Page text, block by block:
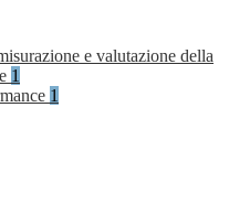
e valutazione della
1
1